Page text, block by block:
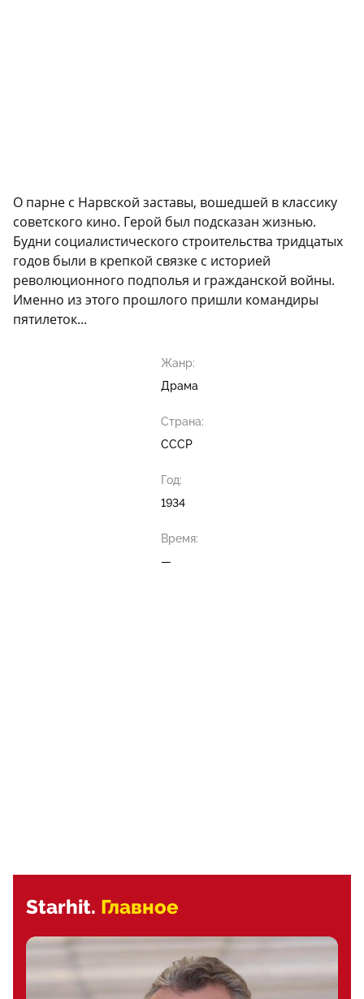
О парне с Нарвской заставы, вошедшей в классику
советского кино. Герой был подсказан жизнью.
Будни социалистического строительства тридцатых
годов были в крепкой связке с историей
революционного подполья и гражданской войны.
Именно из этого прошлого пришли командиры
пятилеток...
Жанр:
Драма
Страна:
СССР
Год:
1934
Время:
—
Starhit. Главное